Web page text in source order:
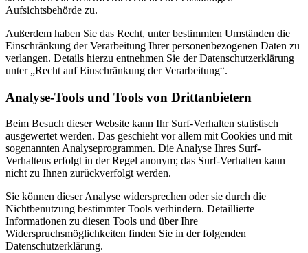
Aufsichtsbehörde zu.
Außerdem haben Sie das Recht, unter bestimmten Umständen die
Einschränkung der Verarbeitung Ihrer personenbezogenen Daten zu
verlangen. Details hierzu entnehmen Sie der Datenschutzerklärung
unter „Recht auf Einschränkung der Verarbeitung“.
Analyse-Tools und Tools von Drittanbietern
Beim Besuch dieser Website kann Ihr Surf-Verhalten statistisch
ausgewertet werden. Das geschieht vor allem mit Cookies und mit
sogenannten Analyseprogrammen. Die Analyse Ihres Surf-
Verhaltens erfolgt in der Regel anonym; das Surf-Verhalten kann
nicht zu Ihnen zurückverfolgt werden.
Sie können dieser Analyse widersprechen oder sie durch die
Nichtbenutzung bestimmter Tools verhindern. Detaillierte
Informationen zu diesen Tools und über Ihre
Widerspruchsmöglichkeiten finden Sie in der folgenden
Datenschutzerklärung.